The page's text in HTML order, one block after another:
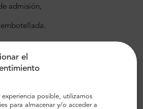
el
experiencia posible, utilizamos
para almacenar y/o acceder a
admisión,